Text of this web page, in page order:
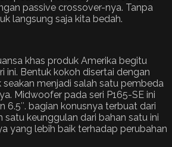
passive crossover-nya. Tanpa
langsung saja kita bedah.
khas produk Amerika begitu
ini. Bentuk kokoh disertai dengan
menjadi salah satu pembeda
Midwoofer pada seri P165-SE ini
6.5″. bagian konusnya terbuat dari
satu keunggulan dari bahan satu ini
yang lebih baik terhadap perubahan